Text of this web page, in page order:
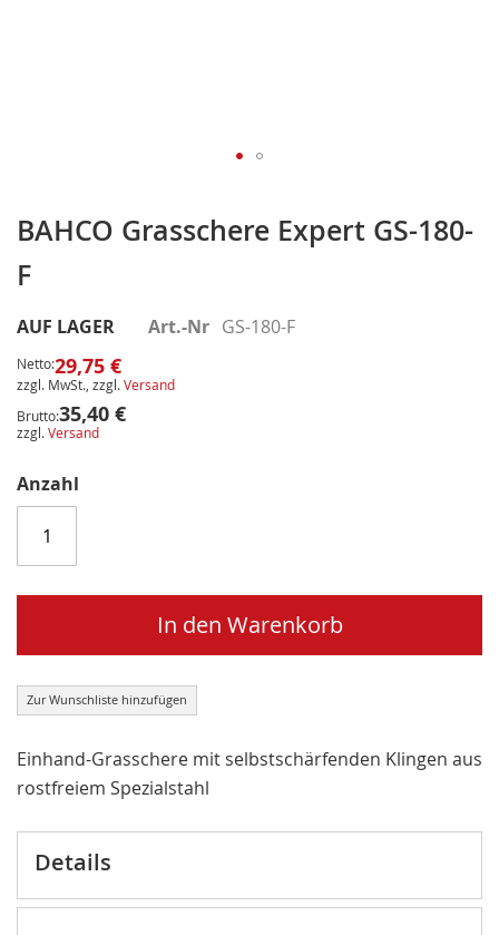
BAHCO Grasschere Expert GS-180-
F
AUF LAGER Art.-Nr GS-180-F
Netto:29,75 €
zzgl. MwSt., zzgl.Versand
Brutto:35,40 €
zzgl.Versand
Anzahl
In den Warenkorb
Zur Wunschliste hinzufügen
Einhand-Grasschere mit selbstschärfenden Klingen aus
rostfreiem Spezialstahl
Anfang
der
Bildergalerie
Details